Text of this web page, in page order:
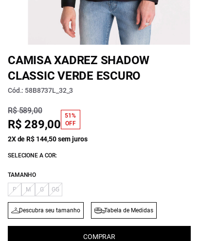
CAMISA XADREZ SHADOW
CLASSIC VERDE ESCURO
Cód.: 58B8737L_32_3
R$ 589,00
R$ 289,00
51%
OFF
2X de R$ 144,50 sem juros
SELECIONE A COR:
TAMANHO
P M G GG
Descubra seu tamanho Tabela de Medidas
COMPRAR